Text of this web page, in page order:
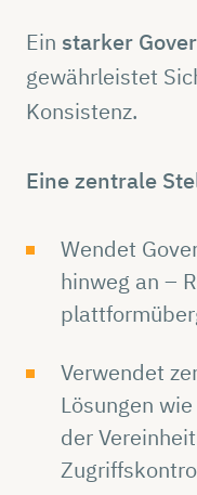
Ein starker
gewährleistet
Konsistenz.
Eine zentrale
Wendet
hinweg an –
Verwendet
Lösungen
der